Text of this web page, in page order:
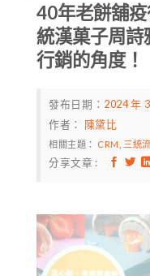
40年老餅舖
統漢菓子周詩
行銷的角度！
發布日期： 2024 年
作者： 陳黛比
相關主題： CRM 三統
分享文章 :